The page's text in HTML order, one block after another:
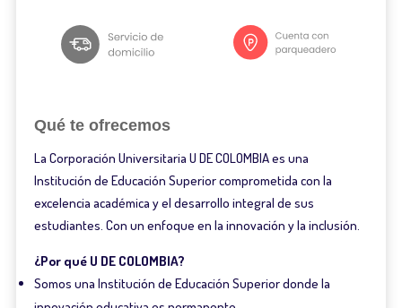
Qué te ofrecemos
La Corporación Universitaria U DE COLOMBIA es una
Institución de Educación Superior comprometida con la
excelencia académica y el desarrollo integral de sus
estudiantes. Con un enfoque en la innovación y la inclusión.
¿Por qué U DE COLOMBIA?
Somos una Institución de Educación Superior donde la